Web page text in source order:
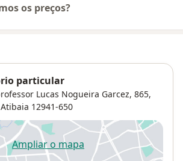
os preços?
particular
Lucas Nogueira Garcez, 865,
Atibaia 12941-650
Ampliar o mapaabre num novo separador